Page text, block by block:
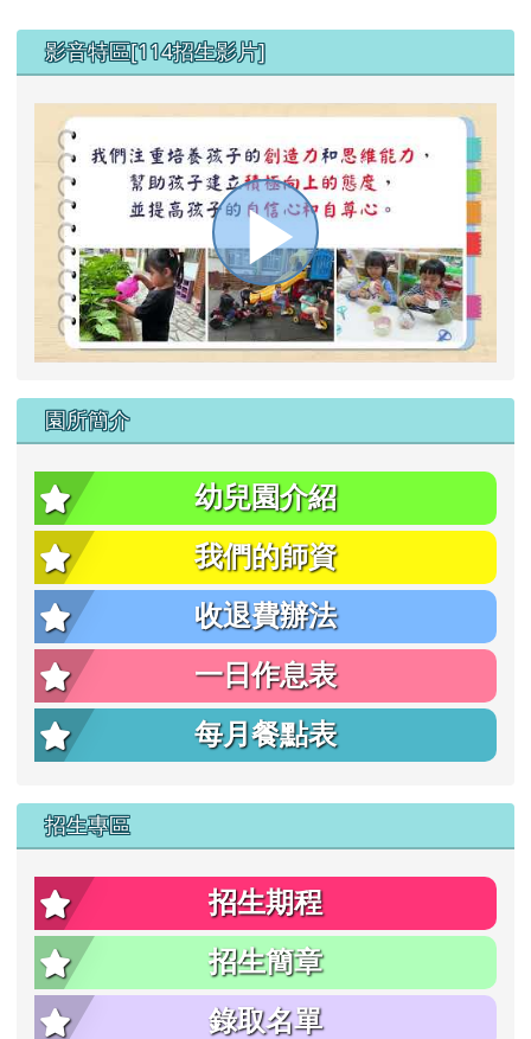
左邊區域內容
影音特區[114招生影片]
播
放
影
片
園所簡介
幼兒園介紹
我們的師資
收退費辦法
一日作息表
每月餐點表
招生專區
招生期程
招生簡章
錄取名單